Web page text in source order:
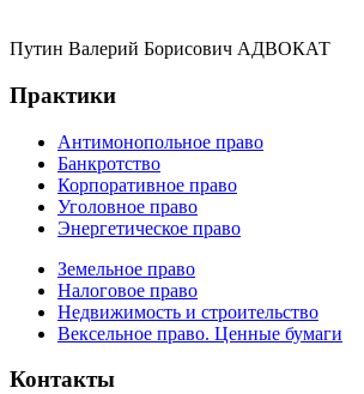
Путин Валерий Борисович АДВОКАТ
Практики
Антимонопольное право
Банкротство
Корпоративное право
Уголовное право
Энергетическое право
Земельное право
Налоговое право
Недвижимость и строительство
Вексельное право. Ценные бумаги
Контакты